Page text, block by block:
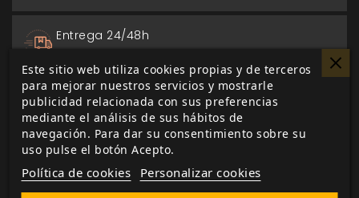
Entrega 24/48h
Biblioteca digital
actualizada con todos los juego canjeados
o comprados.
Este sitio web utiliza cookies propias y de terceros
para mejorar nuestros servicios y mostrarle
publicidad relacionada con sus preferencias
mediante el análisis de sus hábitos de
navegación. Para dar su consentimiento sobre su
uso pulse el botón Acepto.
Política de cookies Personalizar cookies